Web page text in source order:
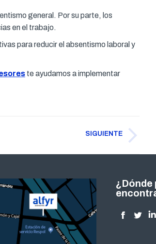
general. Por su parte, los
en el trabajo.
para reducir el absentismo laboral y
te ayudamos a implementar
SIGUIENTE
¿Dónde
Facebook
Twitter